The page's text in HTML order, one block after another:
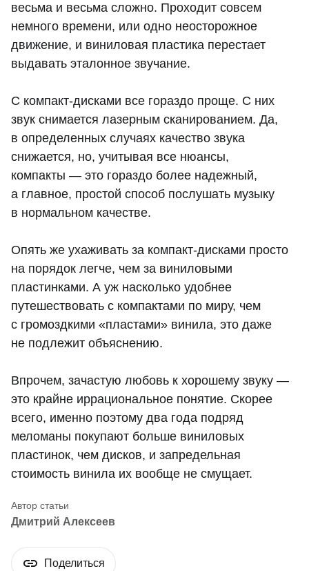
весьма и весьма сложно. Проходит совсем
немного времени, или одно неосторожное
движение, и виниловая пластика перестает
выдавать эталонное звучание.
С компакт-дисками все гораздо проще. С них
звук снимается лазерным сканированием. Да,
в определенных случаях качество звука
снижается, но, учитывая все нюансы,
компакты — это гораздо более надежный,
а главное, простой способ послушать музыку
в нормальном качестве.
Опять же ухаживать за компакт-дисками просто
на порядок легче, чем за виниловыми
пластинками. А уж насколько удобнее
путешествовать с компактами по миру, чем
с громоздкими «пластами» винила, это даже
не подлежит объяснению.
Впрочем, зачастую любовь к хорошему звуку —
это крайне иррациональное понятие. Скорее
всего, именно поэтому два года подряд
меломаны покупают больше виниловых
пластинок, чем дисков, и запредельная
стоимость винила их вообще не смущает.
Дмитрий Алексеев
Поделиться